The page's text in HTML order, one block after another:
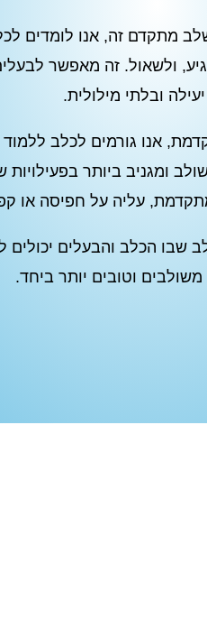
מתקדם זה, אנו לומדים
ולשאול. זה מאפשר
ובלתי מילולית.
אנו גורמים לכלב ללמוד
ומגניב ביותר בפעילויות
עליה על חפיסה או
הכלב והבעלים יכולים
משולבים וטובים יותר ביחד.